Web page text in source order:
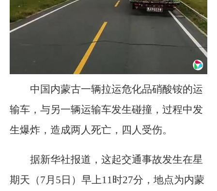
中国内蒙古一辆拉运危化品硝酸铵的运
输车，与另一辆运输车发生碰撞，过程中发
生爆炸，造成两人死亡，四人受伤。
据新华社报道，这起交通事故发生在星
期天（7月5日）早上11时27分，地点为内蒙